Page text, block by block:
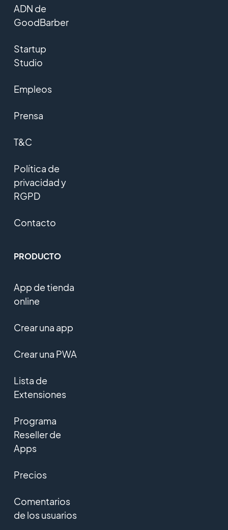
ADN de
GoodBarber
Startup
Studio
Empleos
Prensa
T&C
Política de
privacidad y
RGPD
Contacto
PRODUCTO
App de tienda
online
Crear una app
Crear una PWA
Lista de
Extensiones
Programa
Reseller de
Apps
Precios
Comentarios
de los usuarios